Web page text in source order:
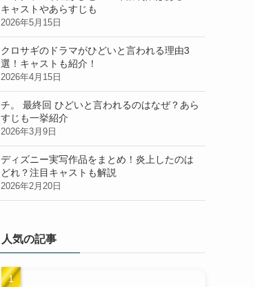
キャストやあらすじも
2026年5月15日
クロサギのドラマがひどいと言われる理由3
選！キャストも紹介！
2026年4月15日
チ。 最終回 ひどいと言われるのはなぜ？あら
すじも一挙紹介
2026年3月9日
ディズニー実写作品をまとめ！炎上したのは
どれ？注目キャストも解説
2026年2月20日
人気の記事